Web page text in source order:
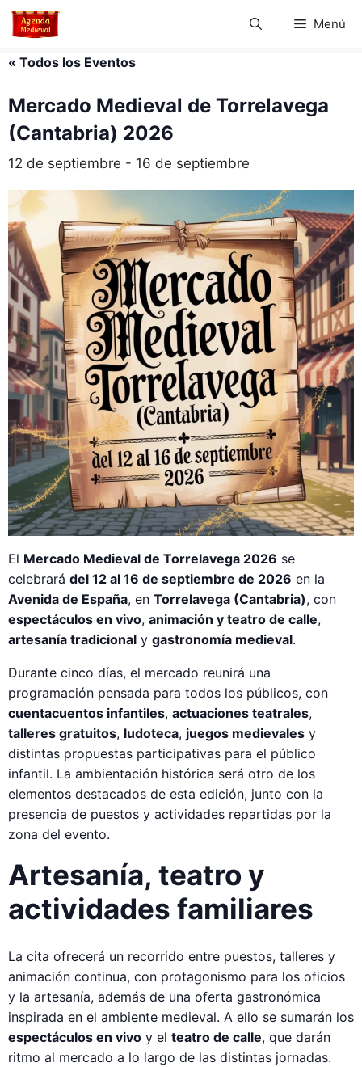
Saltar
Menú
« Todos los Eventos
Mercado Medieval de Torrelavega
(Cantabria) 2026
12 de septiembre - 16 de septiembre
El Mercado Medieval de Torrelavega 2026 se
celebrará del 12 al 16 de septiembre de 2026 en la
Avenida de España, en Torrelavega (Cantabria), con
espectáculos en vivo, animación y teatro de calle,
artesanía tradicional y gastronomía medieval.
Durante cinco días, el mercado reunirá una
programación pensada para todos los públicos, con
cuentacuentos infantiles, actuaciones teatrales,
talleres gratuitos, ludoteca, juegos medievales y
distintas propuestas participativas para el público
infantil. La ambientación histórica será otro de los
elementos destacados de esta edición, junto con la
presencia de puestos y actividades repartidas por la
zona del evento.
Artesanía, teatro y
actividades familiares
La cita ofrecerá un recorrido entre puestos, talleres y
animación continua, con protagonismo para los oficios
y la artesanía, además de una oferta gastronómica
inspirada en el ambiente medieval. A ello se sumarán los
espectáculos en vivo y el teatro de calle, que darán
ritmo al mercado a lo largo de las distintas jornadas.